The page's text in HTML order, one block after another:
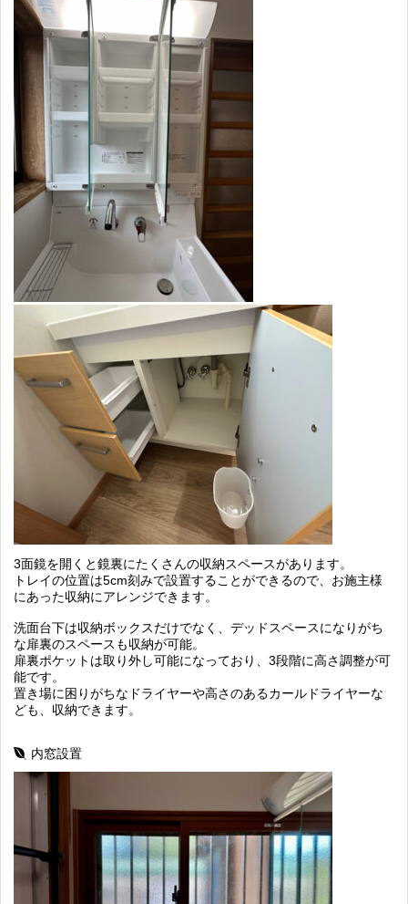
3面鏡を開くと鏡裏にたくさんの収納スペースがあります。
トレイの位置は5cm刻みで設置することができるので、お施主様
にあった収納にアレンジできます。
洗面台下は収納ボックスだけでなく、デッドスペースになりがち
な扉裏のスペースも収納が可能。
扉裏ポケットは取り外し可能になっており、3段階に高さ調整が可
能です。
置き場に困りがちなドライヤーや高さのあるカールドライヤーな
ども、収納できます。
内窓設置